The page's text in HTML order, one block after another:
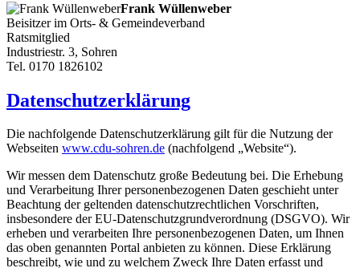
Frank Wüllenweber
Beisitzer im Orts- & Gemeindeverband
Ratsmitglied
Industriestr. 3, Sohren
Tel. 0170 1826102
Datenschutzerklärung
Die nachfolgende Datenschutzerklärung gilt für die Nutzung der
Webseiten www.cdu-sohren.de (nachfolgend „Website“).
Wir messen dem Datenschutz große Bedeutung bei. Die Erhebung
und Verarbeitung Ihrer personenbezogenen Daten geschieht unter
Beachtung der geltenden datenschutzrechtlichen Vorschriften,
insbesondere der EU-Datenschutzgrundverordnung (DSGVO). Wir
erheben und verarbeiten Ihre personenbezogenen Daten, um Ihnen
das oben genannten Portal anbieten zu können. Diese Erklärung
beschreibt, wie und zu welchem Zweck Ihre Daten erfasst und